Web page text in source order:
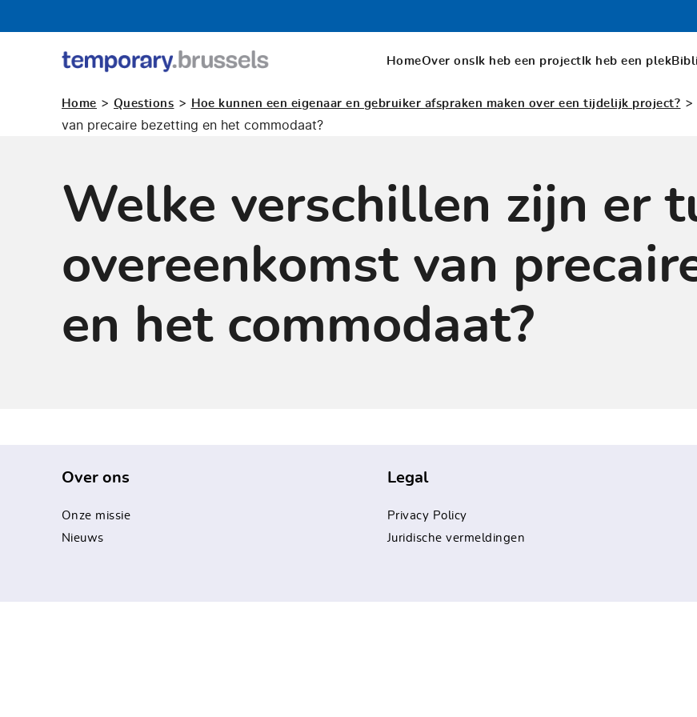
tijdelijk
HomeOver onsIk heb een projectIk heb een plek
Home > Questions > Hoe kunnen een eigenaar en gebruiker afspraken maken over een tijdelijk project? >
van precaire bezetting en het commodaat?
Welke verschillen zijn er
overeenkomst van
en het commodaat?
Over ons
Onze missie
Nieuws
Legal
Privacy Policy
Juridische vermeldingen